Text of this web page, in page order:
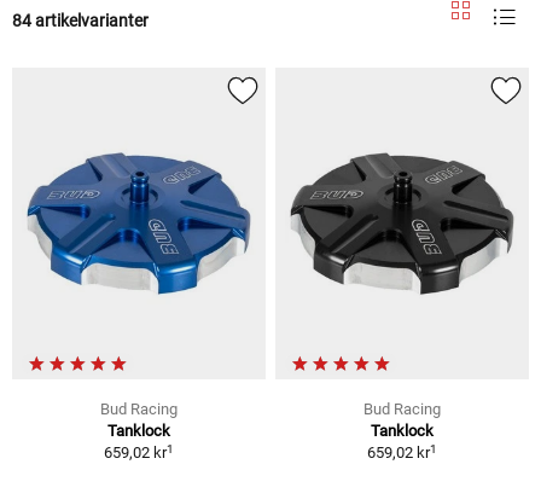
84 artikelvarianter
Bud Racing
Tanklock
659,02 kr1
Bud Racing
Tanklock
659,02 kr1